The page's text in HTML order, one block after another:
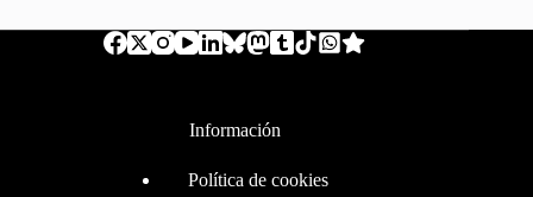
Información
Política de cookies